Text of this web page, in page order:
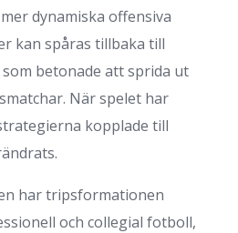
dynamiska offensiva
kan spåras tillbaka till
betonade att sprida ut
När spelet har
kopplade till
har tripsformationen
och collegial fotboll,